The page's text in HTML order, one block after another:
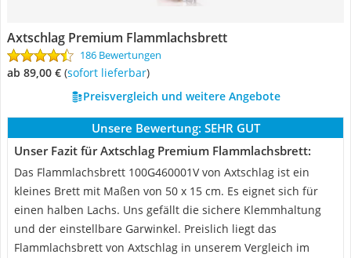
Axtschlag Premium Flammlachsbrett
186 Bewertungen
ab 89,00 € ( Sofort lieferbar)
Preisvergleich und weitere Angebote
Unsere Bewertung: SEHR GUT
Unser Fazit für Axtschlag Premium Flammlachsbrett:
Das Flammlachsbrett 100G460001V von Axtschlag ist ein
kleines Brett mit Maßen von 50 x 15 cm. Es eignet sich für
einen halben Lachs. Uns gefällt die sichere Klemmhaltung
und der einstellbare Garwinkel. Preislich liegt das
Flammlachsbrett von Axtschlag in unserem Vergleich im